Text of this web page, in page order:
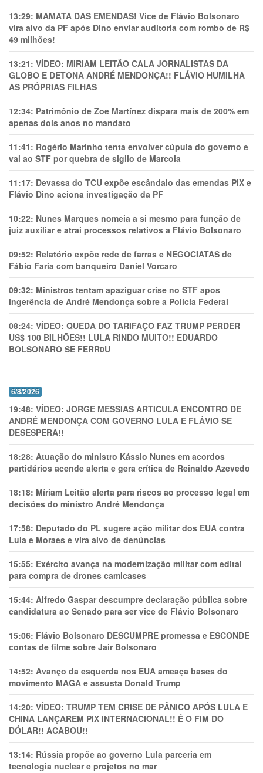
13:29: MAMATA DAS EMENDAS! Vice de Flávio Bolsonaro
vira alvo da PF após Dino enviar auditoria com rombo de R$
49 milhões!
13:21: VÍDEO: MIRIAM LEITÃO CALA JORNALISTAS DA
GLOBO E DETONA ANDRÉ MENDONÇA!! FLÁVIO HUMILHA
AS PRÓPRIAS FILHAS
12:34: Patrimônio de Zoe Martínez dispara mais de 200% em
apenas dois anos no mandato
11:41: Rogério Marinho tenta envolver cúpula do governo e
vai ao STF por quebra de sigilo de Marcola
11:17: Devassa do TCU expõe escândalo das emendas PIX e
Flávio Dino aciona investigação da PF
10:22: Nunes Marques nomeia a si mesmo para função de
juiz auxiliar e atrai processos relativos a Flávio Bolsonaro
09:52: Relatório expõe rede de farras e NEGOCIATAS de
Fábio Faria com banqueiro Daniel Vorcaro
09:32: Ministros tentam apaziguar crise no STF apos
ingerência de André Mendonça sobre a Polícia Federal
08:24: VÍDEO: QUEDA DO TARIFAÇO FAZ TRUMP PERDER
US$ 100 BILHÕES!! LULA RINDO MUITO!! EDUARDO
BOLSONARO SE FERR0U
6/8/2026
19:48: VÍDEO: JORGE MESSIAS ARTICULA ENCONTRO DE
ANDRÉ MENDONÇA COM GOVERNO LULA E FLÁVIO SE
DESESPERA!!
18:28: Atuação do ministro Kássio Nunes em acordos
partidários acende alerta e gera crítica de Reinaldo Azevedo
18:18: Míriam Leitão alerta para riscos ao processo legal em
decisões do ministro André Mendonça
17:58: Deputado do PL sugere ação militar dos EUA contra
Lula e Moraes e vira alvo de denúncias
15:55: Exército avança na modernização militar com edital
para compra de drones camicases
15:44: Alfredo Gaspar descumpre declaração pública sobre
candidatura ao Senado para ser vice de Flávio Bolsonaro
15:06: Flávio Bolsonaro DESCUMPRE promessa e ESCONDE
contas de filme sobre Jair Bolsonaro
14:52: Avanço da esquerda nos EUA ameaça bases do
movimento MAGA e assusta Donald Trump
14:20: VÍDEO: TRUMP TEM CRlSE DE PÂNlCO APÓS LULA E
CHINA LANÇAREM PIX INTERNACIONAL!! É O FIM DO
DÓLAR!! ACABOU!!
13:14: Rússia propõe ao governo Lula parceria em
tecnologia nuclear e projetos no mar